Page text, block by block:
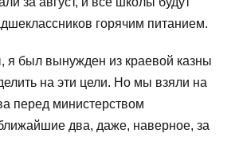
горячим питанием.
я был вынужден из краевой казны
на эти цели. Но мы взяли на
перед министерством
два, даже, наверное, за